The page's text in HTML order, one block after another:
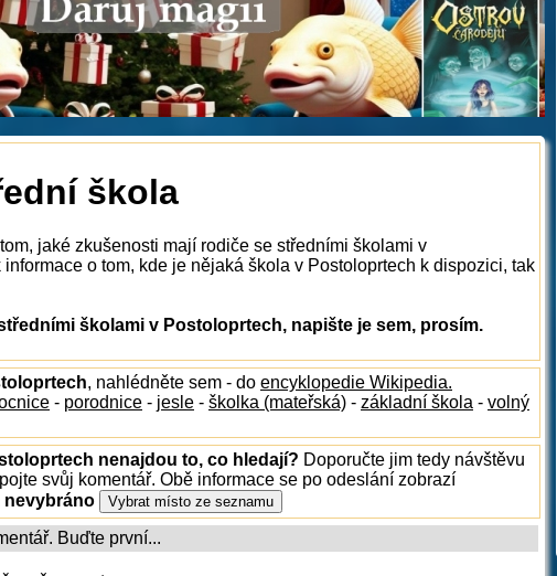
škola
jaké zkušenosti mají rodiče se středními školami v
o tom, kde je nějaká škola v Postoloprtech k dispozici, tak
školami v Postoloprtech, napište je sem, prosím.
, nahlédněte sem - do encyklopedie Wikipedia.
- porodnice - jesle - školka (mateřská) - základní škola - volný
nenajdou to, co hledají? Doporučte jim tedy návštěvu
svůj komentář. Obě informace se po odeslání zobrazí
nevybráno
Buďte první...